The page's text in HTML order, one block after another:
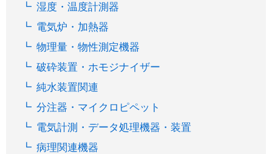
湿度・温度計測器
電気炉・加熱器
物理量・物性測定機器
破砕装置・ホモジナイザー
純水装置関連
分注器・マイクロピペット
電気計測・データ処理機器・装置
病理関連機器